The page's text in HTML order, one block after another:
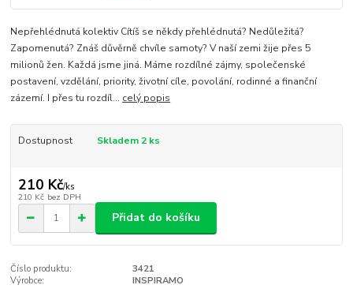
Nepřehlédnutá kolektiv Cítíš se někdy přehlédnutá? Nedůležitá?
Zapomenutá? Znáš důvěrně chvíle samoty? V naší zemi žije přes 5
milionů žen. Každá jsme jiná. Máme rozdílné zájmy, společenské
postavení, vzdělání, priority, životní cíle, povolání, rodinné a finanční
zázemí. I přes tu rozdíl... celý popis
Dostupnost Skladem 2 ks
210 Kč/ks
210 Kč bez DPH
Přidat do košíku
Číslo produktu:
3421
Výrobce:
INSPIRAMO